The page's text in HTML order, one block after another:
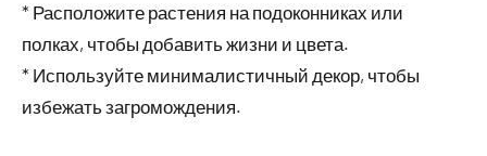
* Расположите растения на подоконниках или
полках, чтобы добавить жизни и цвета.
* Используйте минималистичный декор, чтобы
избежать загромождения.